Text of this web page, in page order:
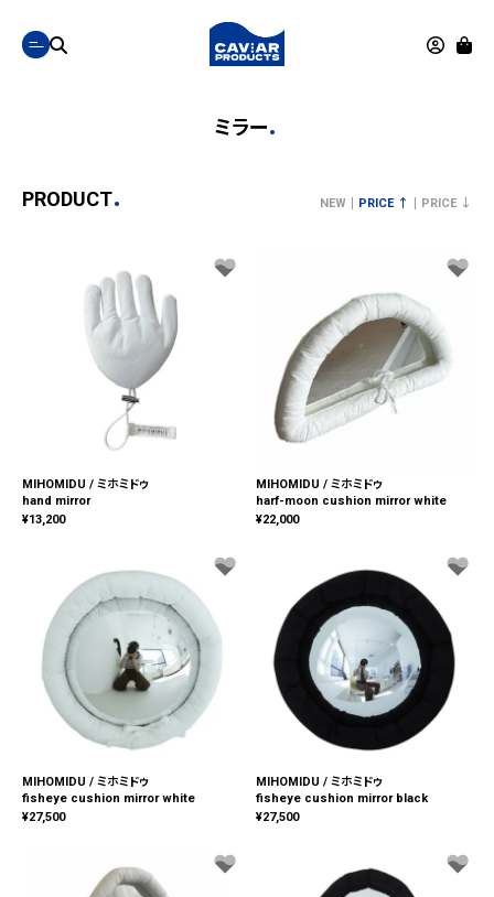
ミラー
PRODUCT NEW PRICE ↑ PRICE ↓
MIHOMIDU / ミホミドゥ
hand mirror
¥13,200
MIHOMIDU / ミホミドゥ
harf-moon cushion mirror white
¥22,000
MIHOMIDU / ミホミドゥ
fisheye cushion mirror white
¥27,500
MIHOMIDU / ミホミドゥ
fisheye cushion mirror black
¥27,500